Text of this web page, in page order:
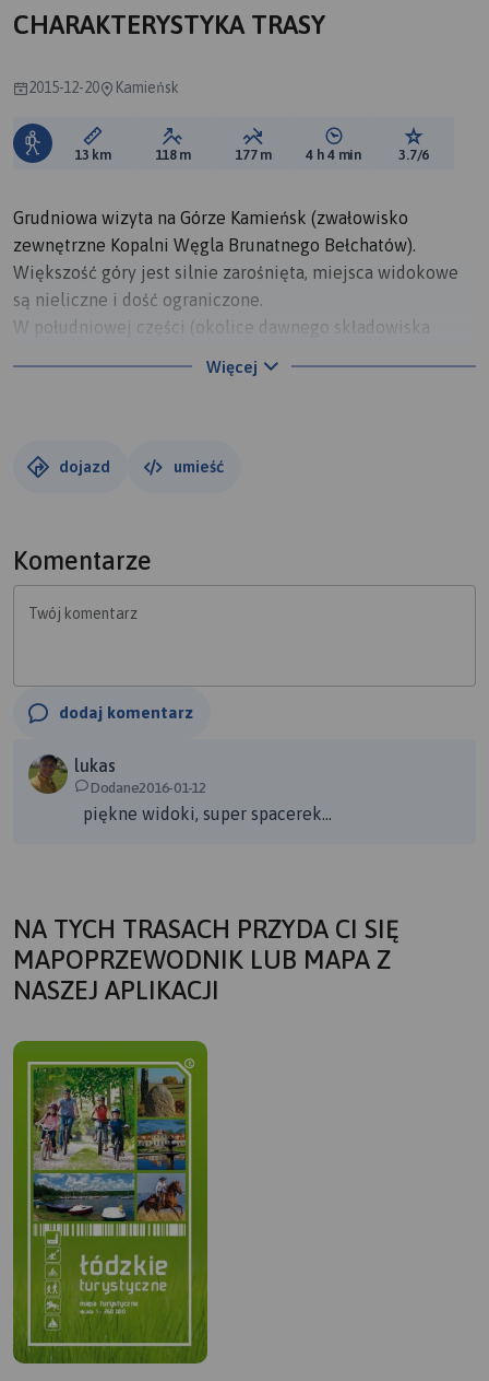
CHARAKTERYSTYKA TRASY
2015-12-20 Kamieńsk
Długość trasy:
13 km Suma przewyższeń:
118 m Suma spadków:
177 m Średni czas potrzebny
4 h 4 min Ocena
3.7/6
Grudniowa wizyta na Górze Kamieńsk (zwałowisko
zewnętrzne Kopalni Węgla Brunatnego Bełchatów).
Większość góry jest silnie zarośnięta, miejsca widokowe
są nieliczne i dość ograniczone.
W południowej części (okolice dawnego składowiska
Więcej
dojazd umieść
Komentarze
Twój komentarz
dodaj komentarz
lukas
Dodane2016-01-12
piękne widoki, super spacerek...
NA TYCH TRASACH PRZYDA CI SIĘ
MAPOPRZEWODNIK LUB MAPA Z
NASZEJ APLIKACJI